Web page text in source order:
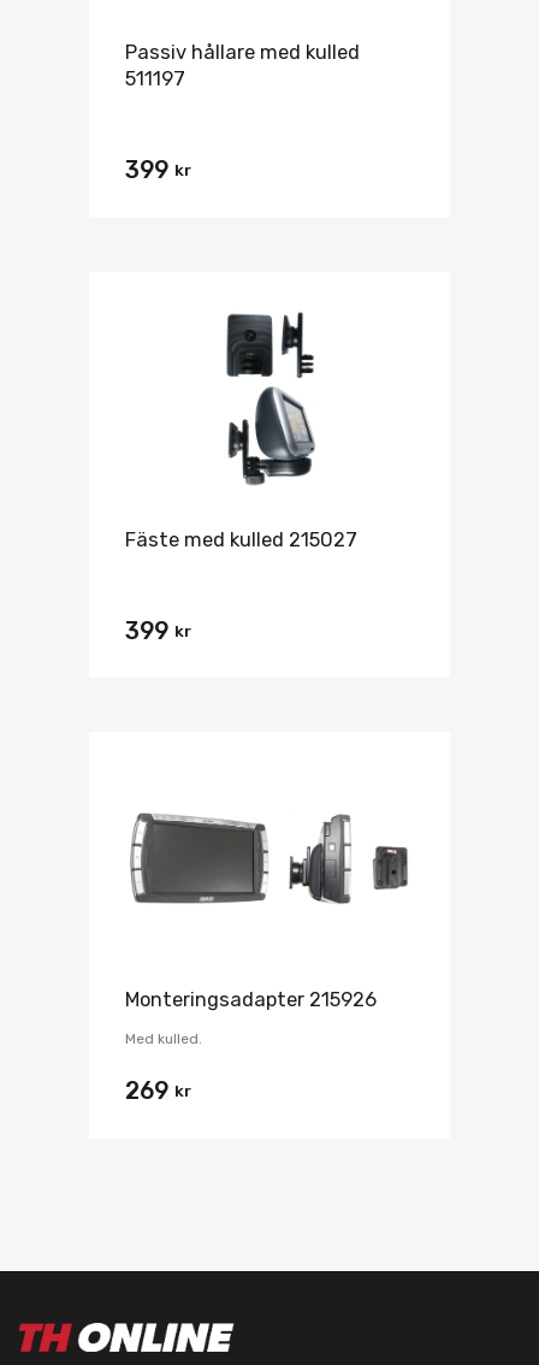
Passiv hållare med kulled
511197
399 kr
Fäste med kulled 215027
399 kr
Monteringsadapter 215926
Med kulled.
269 kr